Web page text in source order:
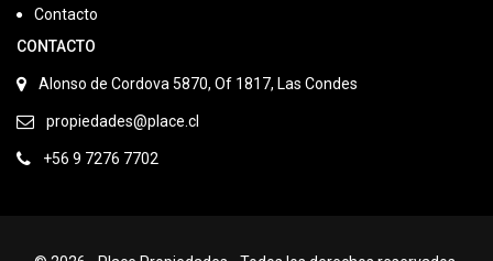
Contacto
CONTACTO
Alonso de Cordova 5870, Of 1817, Las Condes
propiedades@place.cl
+56 9 7276 7702